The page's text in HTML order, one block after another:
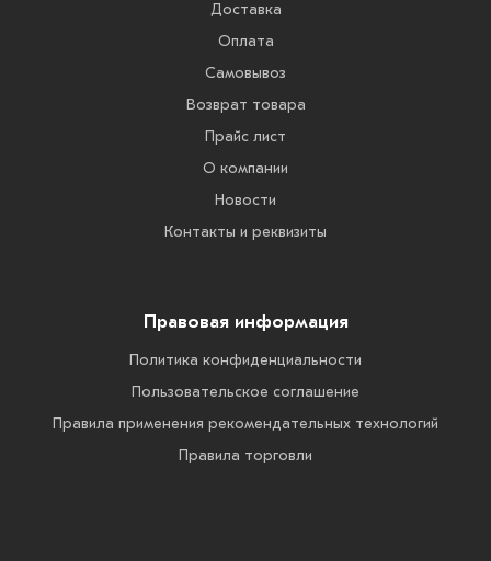
Доставка
Оплата
Самовывоз
Возврат товара
Прайс лист
О компании
Новости
Контакты и реквизиты
Правовая информация
Политика конфиденциальности
Пользовательское соглашение
Правила применения рекомендательных технологий
Правила торговли